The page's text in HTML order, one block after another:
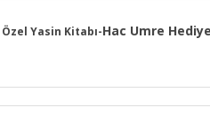
Yasin Kitabı-Hac Umre